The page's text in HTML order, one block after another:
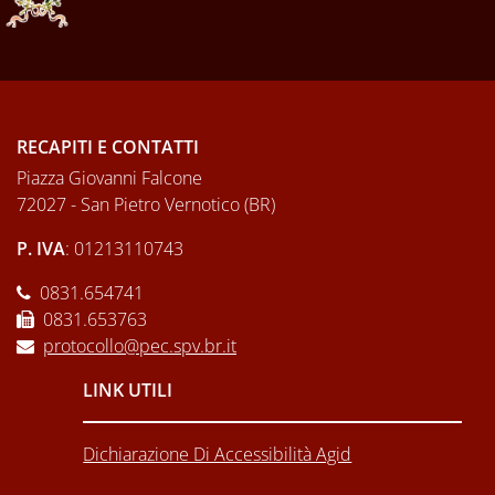
RECAPITI E CONTATTI
Piazza Giovanni Falcone
72027 - San Pietro Vernotico (BR)
P. IVA: 01213110743
0831.654741
0831.653763
protocollo@pec.spv.br.it
LINK UTILI
Dichiarazione Di Accessibilità Agid